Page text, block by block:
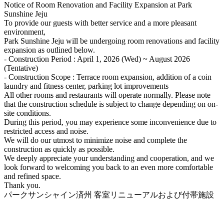
Notice of Room Renovation and Facility Expansion at Park
Sunshine Jeju
To provide our guests with better service and a more pleasant
environment,
Park Sunshine Jeju will be undergoing room renovations and facility
expansion as outlined below.
- Construction Period : April 1, 2026 (Wed) ~ August 2026
(Tentative)
- Construction Scope : Terrace room expansion, addition of a coin
laundry and fitness center, parking lot improvements
All other rooms and restaurants will operate normally. Please note
that the construction schedule is subject to change depending on on-
site conditions.
During this period, you may experience some inconvenience due to
restricted access and noise.
We will do our utmost to minimize noise and complete the
construction as quickly as possible.
We deeply appreciate your understanding and cooperation, and we
look forward to welcoming you back to an even more comfortable
and refined space.
Thank you.
パークサンシャイン済州 客室リニューアルおよび付帯施設